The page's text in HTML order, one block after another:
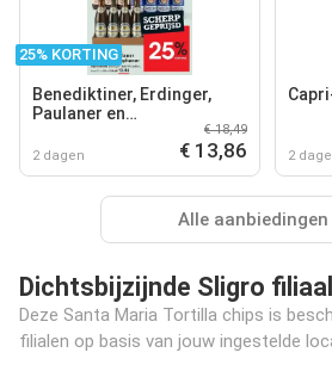
25% KORTING
Benediktiner, Erdinger,
Paulaner en
2 dagen
€ 18,49
€ 13,86 2
Alle aanbiedingen
Dichtsbijzijnde Sligro filiaal
Deze Santa Maria Tortilla chips is
filialen op basis van jouw ingestelde